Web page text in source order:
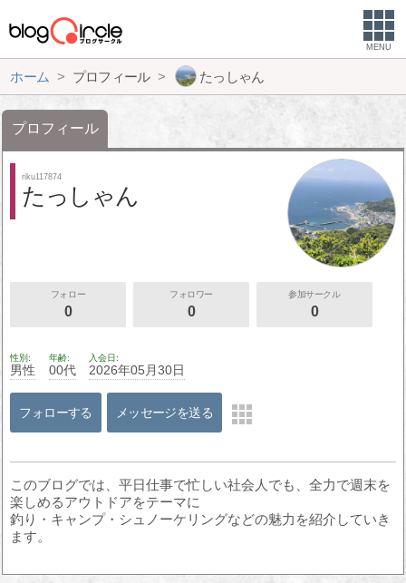
MENU
ホーム プロフィール たっしゃん
プロフィール
riku117874
たっしゃん
フォロー
0
フォロワー
0
参加サークル
0
性別
男性
年齢
00代
入会日
2026年05月30日
フォローする メッセージを送る
このブログでは、平日仕事で忙しい社会人でも、全力で週末を
楽しめるアウトドアをテーマに
釣り・キャンプ・シュノーケリングなどの魅力を紹介していき
ます。